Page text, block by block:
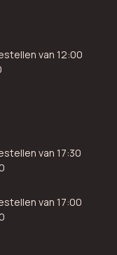
van 12:00
van 17:30
van 17:00